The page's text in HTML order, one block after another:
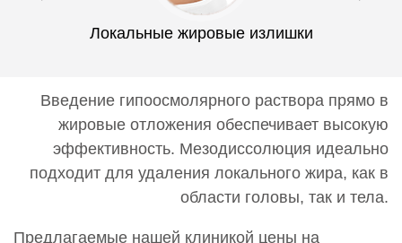
Локальные жировые излишки
Введение гипоосмолярного раствора прямо в
жировые отложения обеспечивает высокую
эффективность. Мезодиссолюция идеально
подходит для удаления локального жира, как в
области головы, так и тела.
Предлагаемые нашей клиникой цены на